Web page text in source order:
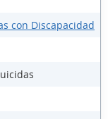
con Discapacidad